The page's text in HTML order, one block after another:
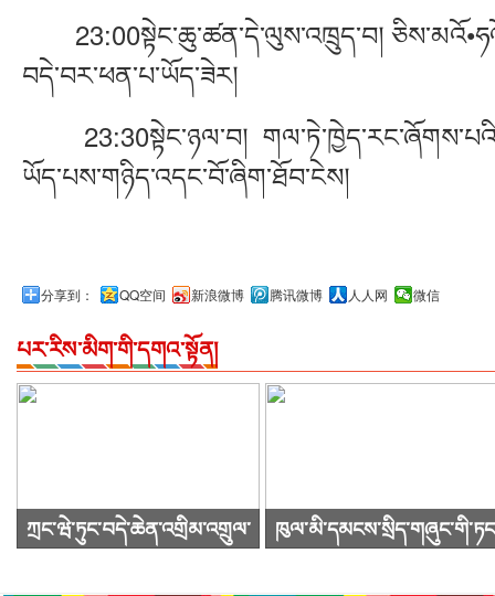
23:00སྟེང་ཆུ་ཚན་དེ་ལུས་འཁྲུད་བ།
བདེ་བར་ཕན་པ་ཡོད་ཟེར།
23:30སྟེང་ཉལ་བ།
ཡོད་པས་གཉིད་འདང་བོ་ཞིག་ཐོབ་ངེས།
分享到： QQ空间 新浪微博 腾讯微博 人人网 微信
པར་རིས་མིག་གི་དགའ་སྟོན།
ཀྲང་ཝེ་ཏུང་བདེ་ཆེན་འགྲིམ་འགྲུལ་